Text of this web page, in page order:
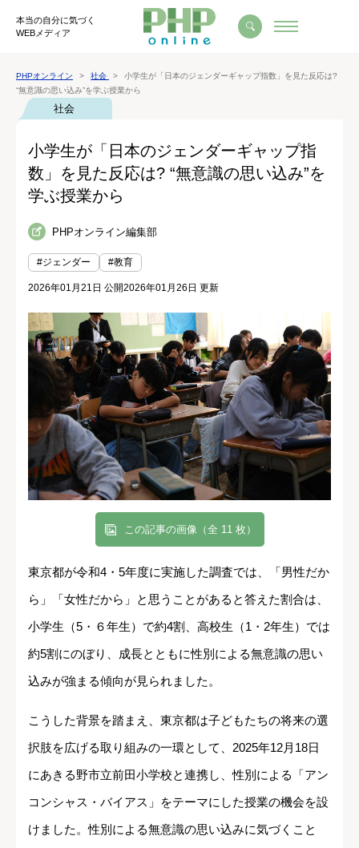
本当の自分に気づく
WEBメディア
PHPオンライン 社会
小学生が「日本のジェンダーギャップ指数」を見た反応は?
“無意識の思い込み”を学ぶ授業から
社会
小学生が「日本のジェンダーギャップ指
数」を見た反応は? “無意識の思い込み”を
学ぶ授業から
PHPオンライン編集部
#ジェンダー #教育
2026年01月21日 公開2026年01月26日 更新
この記事の画像（全 11 枚）
東京都が令和4・5年度に実施した調査では、「男性だか
ら」「女性だから」と思うことがあると答えた割合は、
小学生（5・６年生）で約4割、高校生（1・2年生）では
約5割にのぼり、成長とともに性別による無意識の思い
込みが強まる傾向が見られました。
こうした背景を踏まえ、東京都は子どもたちの将来の選
択肢を広げる取り組みの一環として、2025年12月18日
にあきる野市立前田小学校と連携し、性別による「アン
コンシャス・バイアス」をテーマにした授業の機会を設
けました。性別による無意識の思い込みに気づくこと